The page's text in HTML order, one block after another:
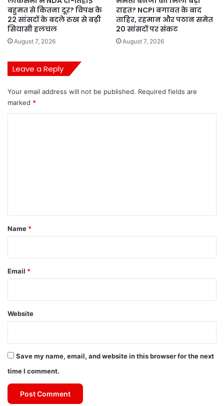
बहुमत से कितना दूर? विपक्ष के
22 सांसदों के बदले रुख से बढ़ी
सियासी हलचल
August 7, 2026
राहत? NCPI बगावत के बाद
ताहिर, रहमान और पठान समेत
20 सांसदों पर संकट
August 7, 2026
Leave a Reply
Your email address will not be published. Required fields are
marked *
*
Name *
Email *
Website
Save my name, email, and website in this browser for the next
time I comment.